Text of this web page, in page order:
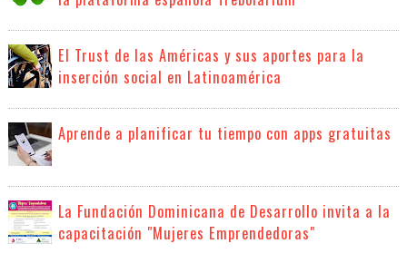
El Trust de las Américas y sus aportes para la
inserción social en Latinoamérica
Aprende a planificar tu tiempo con apps gratuitas
La Fundación Dominicana de Desarrollo invita a la
capacitación "Mujeres Emprendedoras"